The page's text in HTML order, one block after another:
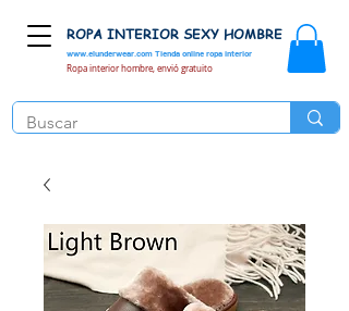
www.elunderwear.com Tienda online ropa interior
ROPA INTERIOR SEXY HOMBRE
Ropa interior hombre, envió gratuito